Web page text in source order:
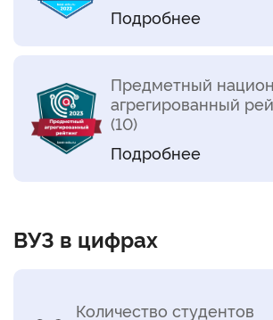
Подробнее
Предметный
агрегированный
(10)
Подробнее
ВУЗ в цифрах
Количество студентов